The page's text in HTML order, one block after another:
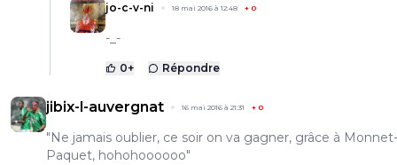
jo-c-v-ni 18 mai 2016 à 12:48 + 0
-_-
0+ Répondre
jibix-l-auvergnat 16 mai 2016 à 21:31 + 0
"Ne jamais oublier, ce soir on va gagner, grâce à Monnet-
Paquet, hohohoooooo"